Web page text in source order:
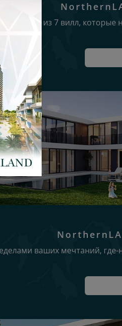
комплекс из 7 вилл, которые
ваших мечтаний,